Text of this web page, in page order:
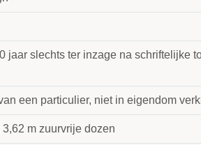
jaar slechts ter inzage na schriftelijke
een particulier, niet in eigendom
m zuurvrije dozen